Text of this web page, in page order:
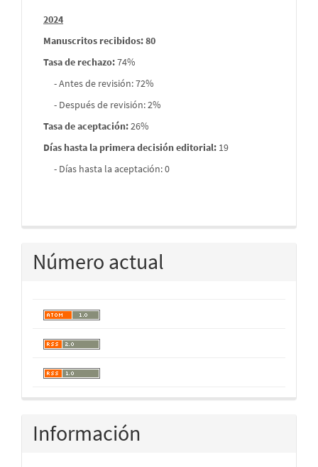
2024
Manuscritos recibidos: 80
Tasa de rechazo:74%
- Antes de revisión: 72%
- Después de revisión: 2%
Tasa de aceptación:26%
Días hasta la primera decisión editorial: 19
- Días hasta la aceptación: 0
Número actual
Información